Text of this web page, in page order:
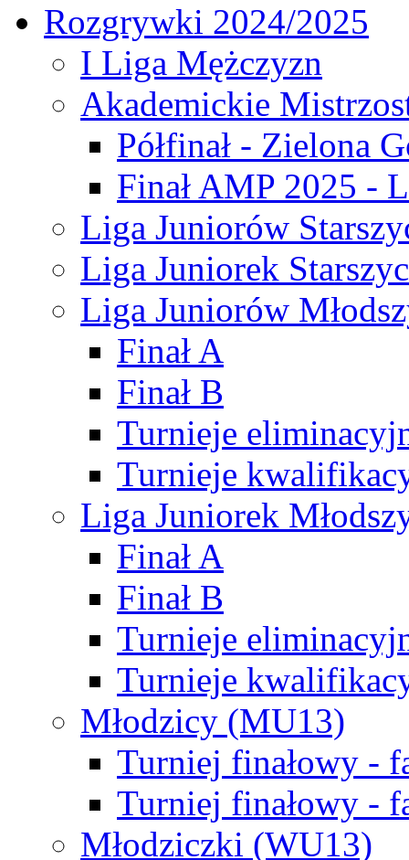
Rozgrywki 2024/2025
I Liga Mężczyzn
Akademickie
Półfinał - Zielona
Finał AMP 2025 -
Liga Juniorów
Liga Juniorek
Liga Juniorów
Finał A
Finał B
Turnieje
Turnieje
Liga Juniorek
Finał A
Finał B
Turnieje
Turnieje
Młodzicy (MU13)
Turniej finałowy -
Turniej finałowy -
Młodziczki (WU13)